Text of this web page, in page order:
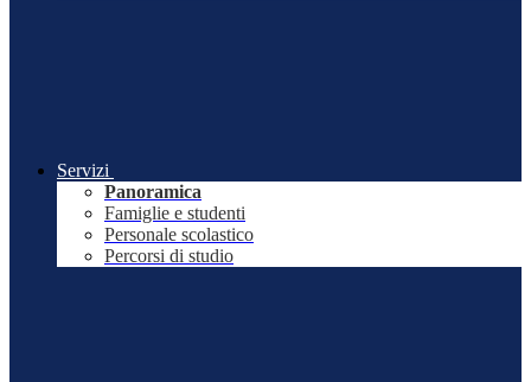
Servizi
Panoramica
Famiglie e studenti
Personale scolastico
Percorsi di studio